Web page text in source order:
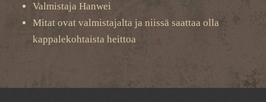
Valmistaja Hanwei
Mitat ovat valmistajalta ja niissä saattaa olla
kappalekohtaista heittoa